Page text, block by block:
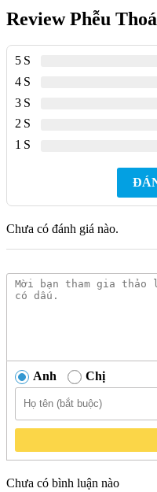
Review Phễu
5
4
3
2
1
Chưa có đánh giá nào.
Anh Chị
Chưa có bình luận nào